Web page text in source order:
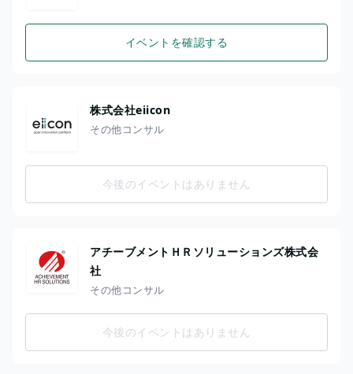
イベントを確認する
株式会社eiicon
その他コンサル
今後のイベントはありません
アチーブメントＨＲソリューションズ株式会
社
その他コンサル
今後のイベントはありません